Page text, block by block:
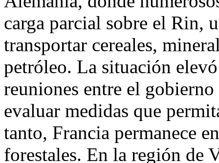
carga parcial sobre el Rin,
transportar cereales,
petróleo. La situación
reuniones entre el
evaluar medidas que
tanto, Francia permanece
forestales. En la región de